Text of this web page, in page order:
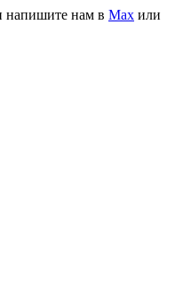
напишите нам в Мах или